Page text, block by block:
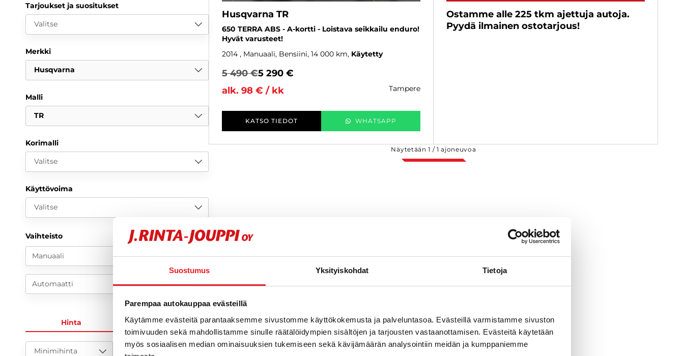
Suostumus Yksityiskohdat Tietoja
Parempaa autokauppaa evästeillä
Käytämme evästeitä parantaaksemme sivustomme käyttökokemusta ja palveluntasoa. Evästeillä varmistamme sivuston
toimivuuden sekä mahdollistamme sinulle räätälöidympien sisältöjen ja tarjousten vastaanottamisen. Evästeitä käytetään
myös sosiaalisen median ominaisuuksien tukemiseen sekä kävijämäärän analysointiin meidän ja kumppaniemme
Tarjoukset ja suositukset
Valitse
Merkki
Husqvarna
Malli
TR
Korimalli
Valitse
Käyttövoima
Valitse
Vaihteisto
Manuaali
Automaatti
Hinta KK-erä
Minimihinta Maksimihinta
Husqvarna TR
650 TERRA ABS - A-kortti - Loistava seikkailu enduro!
Hyvät varusteet!
2014 , Manuaali, Bensiini, 14 000 km Käytetty
5 490 €5 290 €
alk. 98 € / kk
tampere
KATSO TIEDOT WHATSAPP
Ostamme alle 225 tkm ajettuja autoja.
Pyydä ilmainen ostotarjous!
Näytetään1 /1 ajoneuvoa